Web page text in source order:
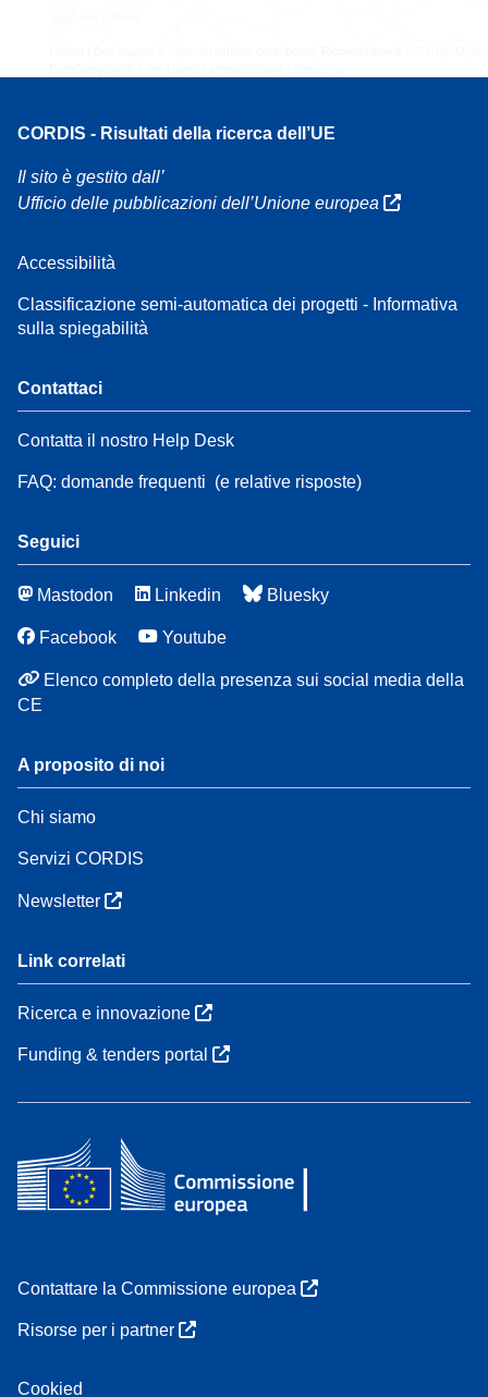
CORDIS - Risultati della ricerca dell’UE
Il sito è gestito dall’
Ufficio delle pubblicazioni dell’Unione europea
Accessibilità
Classificazione semi-automatica dei progetti - Informativa
sulla spiegabilità
Contattaci
Contatta il nostro Help Desk
FAQ: domande frequenti (e relative risposte)
Seguici
Mastodon Linkedin Bluesky
Facebook Youtube
Elenco completo della presenza sui social media della
CE
A proposito di noi
Chi siamo
Servizi CORDIS
Newsletter
Link correlati
Ricerca e innovazione
Funding & tenders portal
Contattare la Commissione europea
Risorse per i partner
Cookied